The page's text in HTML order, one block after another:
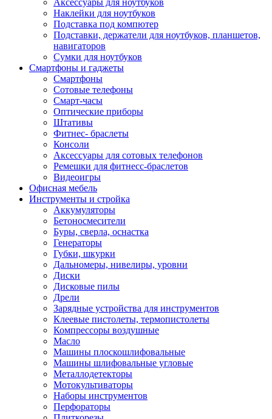
Наклейки для ноутбуков
Подставка под компютер
Подставки, держатели для ноутбуков, планшетов,
навигаторов
Сумки для ноутбуков
Смартфоны и гаджеты
Смартфоны
Сотовые телефоны
Смарт-часы
Оптические приборы
Штативы
Фитнес- браслеты
Консоли
Аксессуары для сотовых телефонов
Ремешки для фитнесс-браслетов
Видеоигры
Офисная мебель
Инструменты и стройка
Аккумуляторы
Бетоносмесители
Буры, сверла, оснастка
Генераторы
Губки, шкурки
Дальномеры, нивелиры, уровни
Диски
Дисковые пилы
Дрели
Зарядные устройства для инструментов
Клеевые пистолеты, термопистолеты
Компрессоры воздушные
Масло
Машины плоскошлифовальные
Машины шлифовальные угловые
Металлодетекторы
Мотокультиваторы
Наборы инструментов
Перфораторы